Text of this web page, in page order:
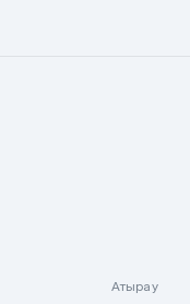
Атырау